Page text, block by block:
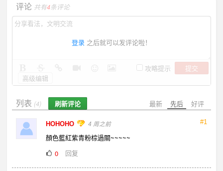
评论 共有4条评论
登录 之后就可以发评论啦！
攻略提示
提交
高级编辑
最新 先后 好评
列表 (4) 刷新评论
#1
HOHOHO 4 周之前
顏色藍紅紫青粉棕過關~~~~~
0
回复